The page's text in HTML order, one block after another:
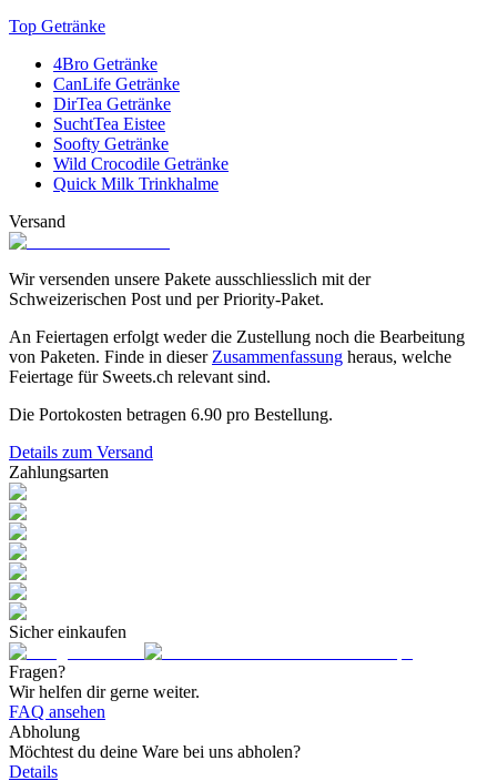
Top Getränke
4Bro Getränke
CanLife Getränke
DirTea Getränke
SuchtTea Eistee
Soofty Getränke
Wild Crocodile Getränke
Quick Milk Trinkhalme
Versand
Wir versenden unsere Pakete ausschliesslich mit der
Schweizerischen Post und per Priority-Paket.
An Feiertagen erfolgt weder die Zustellung noch die Bearbeitung
von Paketen. Finde in dieser Zusammenfassung heraus, welche
Feiertage für Sweets.ch relevant sind.
Die Portokosten betragen 6.90 pro Bestellung.
Details zum Versand
Zahlungsarten
Sicher einkaufen
Fragen?
Wir helfen dir gerne weiter.
FAQ ansehen
Abholung
Möchtest du deine Ware bei uns abholen?
Details